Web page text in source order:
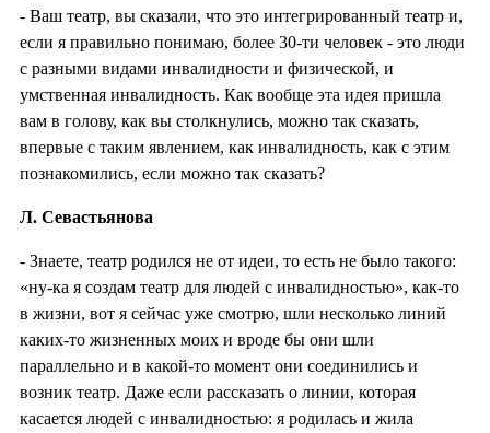
- Ваш театр, вы сказали, что это интегрированный театр и,
если я правильно понимаю, более 30-ти человек - это люди
с разными видами инвалидности и физической, и
умственная инвалидность. Как вообще эта идея пришла
вам в голову, как вы столкнулись, можно так сказать,
впервые с таким явлением, как инвалидность, как с этим
познакомились, если можно так сказать?
Л. Севастьянова
- Знаете, театр родился не от идеи, то есть не было такого:
«ну-ка я создам театр для людей с инвалидностью», как-то
в жизни, вот я сейчас уже смотрю, шли несколько линий
каких-то жизненных моих и вроде бы они шли
параллельно и в какой-то момент они соединились и
возник театр. Даже если рассказать о линии, которая
касается людей с инвалидностью: я родилась и жила